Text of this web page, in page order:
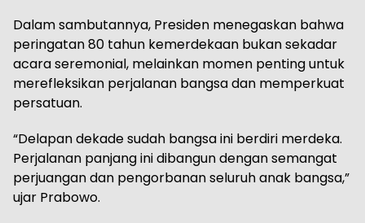
Dalam sambutannya, Presiden menegaskan bahwa
peringatan 80 tahun kemerdekaan bukan sekadar
acara seremonial, melainkan momen penting untuk
merefleksikan perjalanan bangsa dan memperkuat
persatuan.
“Delapan dekade sudah bangsa ini berdiri merdeka.
Perjalanan panjang ini dibangun dengan semangat
perjuangan dan pengorbanan seluruh anak bangsa,”
ujar Prabowo.